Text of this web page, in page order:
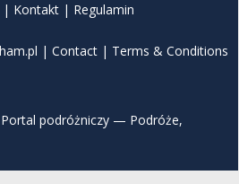
| Kontakt | Regulamin
| Contact | Terms & Conditions
podróżniczy — Podróże,